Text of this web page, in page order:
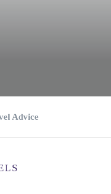
Advice